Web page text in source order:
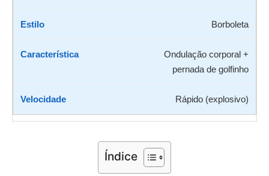
Borboleta
Ondulação corporal +
pernada de golfinho
Rápido (explosivo)
Índice